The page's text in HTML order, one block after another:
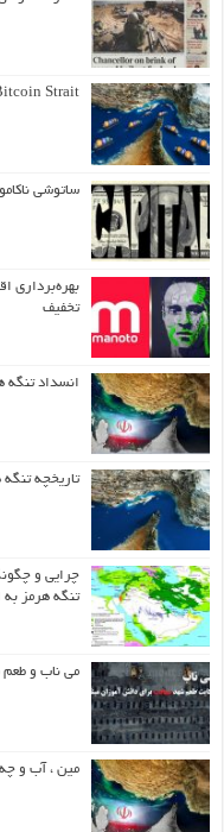
Strait
ساتوشی
بهره‌برداری
تخفیف
انسداد تنگه
تاریخچه تنگه
چرایی و
تنگه هرمز به
می ناب و طعم
مین ، آب و